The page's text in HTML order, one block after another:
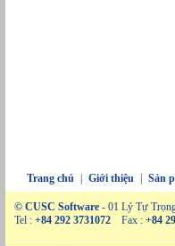
Trang chủ Giới thiệu Sản
© CUSC Software - 01 Lý Tự
Tel : +84 292 3731072 Fax : +84